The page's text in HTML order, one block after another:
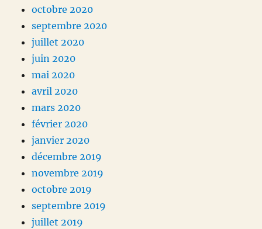
octobre 2020
septembre 2020
juillet 2020
juin 2020
mai 2020
avril 2020
mars 2020
février 2020
janvier 2020
décembre 2019
novembre 2019
octobre 2019
septembre 2019
juillet 2019